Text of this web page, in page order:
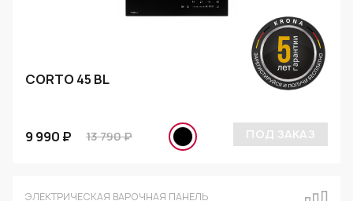
CORTO 45 BL
9 990 ₽ 13 790 ₽ ПОД ЗАКАЗ
ЭЛЕКТРИЧЕСКАЯ ВАРОЧНАЯ ПАНЕЛЬ